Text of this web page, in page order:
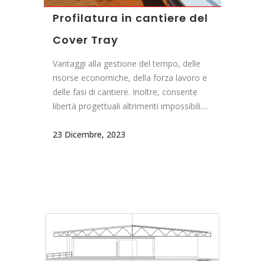
Profilatura in cantiere del
Cover Tray
Vantaggi alla gestione del tempo, delle
risorse economiche, della forza lavoro e
delle fasi di cantiere. Inoltre, consente
libertà progettuali altrimenti impossibili....
23 Dicembre, 2023